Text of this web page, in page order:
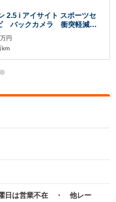
2.5 i アイサイト スポーツセ
ビ バックカメラ 衝突軽減
コ ETC HIDヘッド ハー
マートキー 純正革巻きス
イッチ 電動格納ミラー
万円
km
日は営業不在 ・ 他レー
ますか？